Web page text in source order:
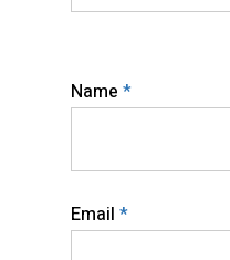
Name *
Email *